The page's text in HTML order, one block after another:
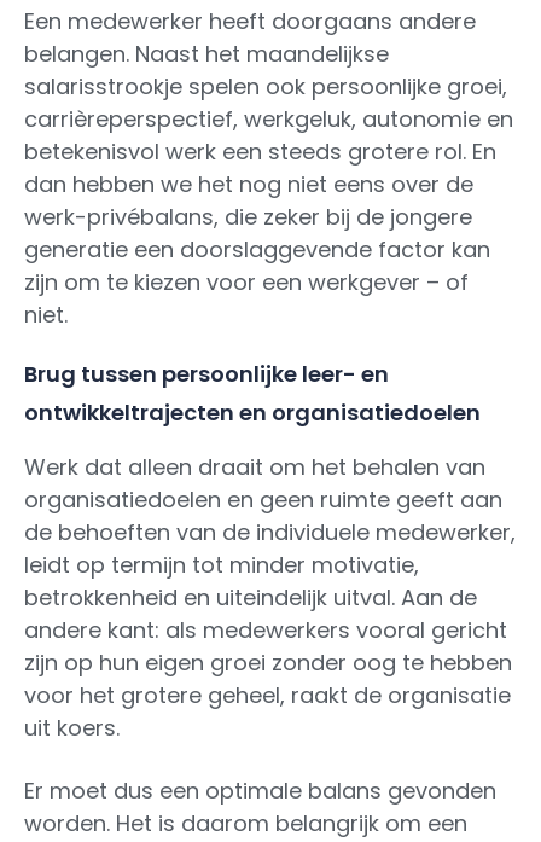
Een medewerker heeft doorgaans andere
belangen. Naast het maandelijkse
salarisstrookje spelen ook persoonlijke groei,
carrièreperspectief, werkgeluk, autonomie en
betekenisvol werk een steeds grotere rol. En
dan hebben we het nog niet eens over de
werk-privébalans, die zeker bij de jongere
generatie een doorslaggevende factor kan
zijn om te kiezen voor een werkgever – of
niet.
Brug tussen persoonlijke leer- en
ontwikkeltrajecten en organisatiedoelen
Werk dat alleen draait om het behalen van
organisatiedoelen en geen ruimte geeft aan
de behoeften van de individuele medewerker,
leidt op termijn tot minder motivatie,
betrokkenheid en uiteindelijk uitval. Aan de
andere kant: als medewerkers vooral gericht
zijn op hun eigen groei zonder oog te hebben
voor het grotere geheel, raakt de organisatie
uit koers.
Er moet dus een optimale balans gevonden
worden. Het is daarom belangrijk om een